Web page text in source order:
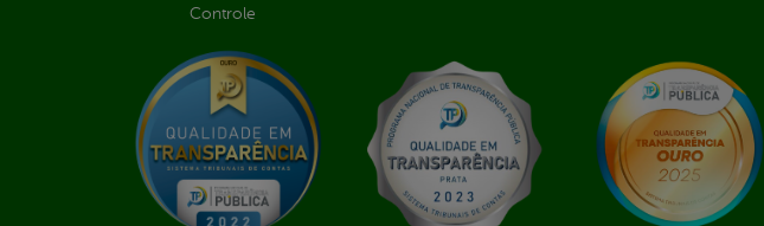
Controle